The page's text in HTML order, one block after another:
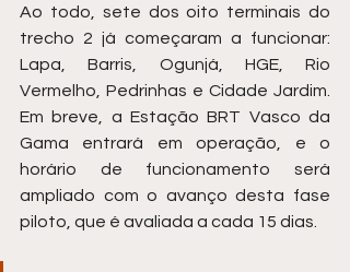
Ao todo, sete dos oito terminais do
trecho 2 já começaram a funcionar:
Lapa, Barris, Ogunjá, HGE, Rio
Vermelho, Pedrinhas e Cidade Jardim.
Em breve, a Estação BRT Vasco da
Gama entrará em operação, e o
horário de funcionamento será
ampliado com o avanço desta fase
piloto, que é avaliada a cada 15 dias.